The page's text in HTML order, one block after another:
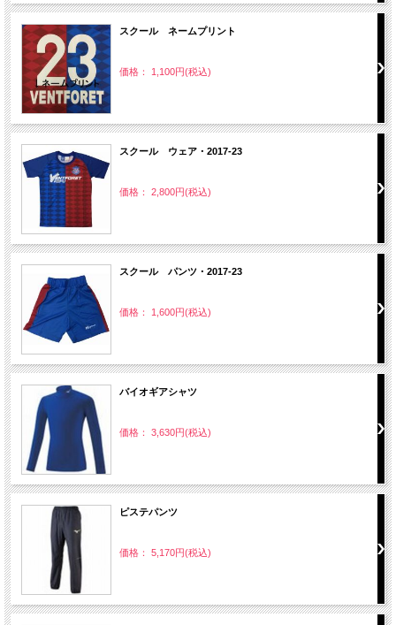
スクール ネームプリント
価格： 1,100円(税込)
スクール ウェア・2017-23
価格： 2,800円(税込)
スクール パンツ・2017-23
価格： 1,600円(税込)
バイオギアシャツ
価格： 3,630円(税込)
ピステパンツ
価格： 5,170円(税込)